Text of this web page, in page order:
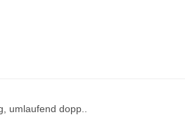
umlaufend dopp..